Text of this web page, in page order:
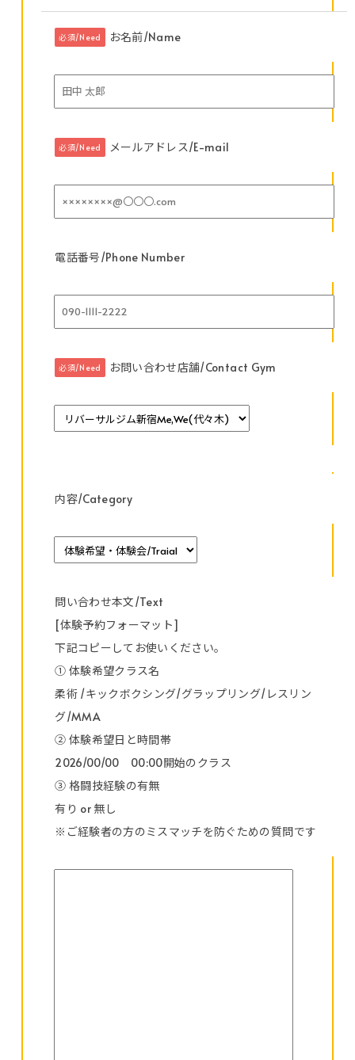
必須/Need お名前/Name
必須/Need メールアドレス/E-mail
電話番号/Phone Number
必須/Need お問い合わせ店舗/Contact Gym
内容/Category
問い合わせ本文/Text
[体験予約フォーマット]
下記コピーしてお使いください。
① 体験希望クラス名
柔術 /キックボクシング/グラップリング/レスリン
グ/MMA
② 体験希望日と時間帯
2026/00/00 00:00開始のクラス
③ 格闘技経験の有無
有り or 無し
※ご経験者の方のミスマッチを防ぐための質問です